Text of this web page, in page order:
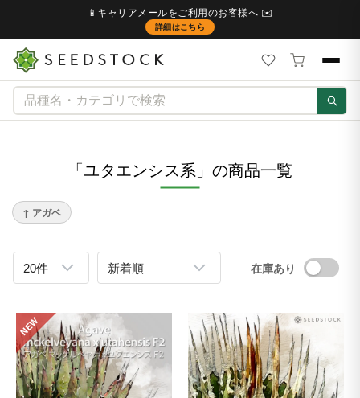
📱キャリアメールをご利用のお客様へ ✉️
詳細はこちら
「ユタエンシス系」の商品一覧
↑ アガベ
在庫あり
NEW